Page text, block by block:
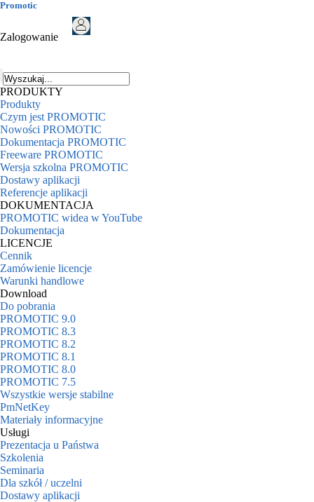
Promotic
Zalogowanie
PRODUKTY
Produkty
Czym jest PROMOTIC
Nowości PROMOTIC
Dokumentacja PROMOTIC
Freeware PROMOTIC
Wersja szkolna PROMOTIC
Dostawy aplikacji
Referencje aplikacji
DOKUMENTACJA
PROMOTIC widea w YouTube
Dokumentacja
LICENCJE
Cennik
Zamówienie licencje
Warunki handlowe
Download
Do pobrania
PROMOTIC 9.0
PROMOTIC 8.3
PROMOTIC 8.2
PROMOTIC 8.1
PROMOTIC 8.0
PROMOTIC 7.5
Wszystkie wersje stabilne
PmNetKey
Materiały informacyjne
Usługi
Prezentacja u Państwa
Szkolenia
Seminaria
Dla szkół / uczelni
Dostawy aplikacji